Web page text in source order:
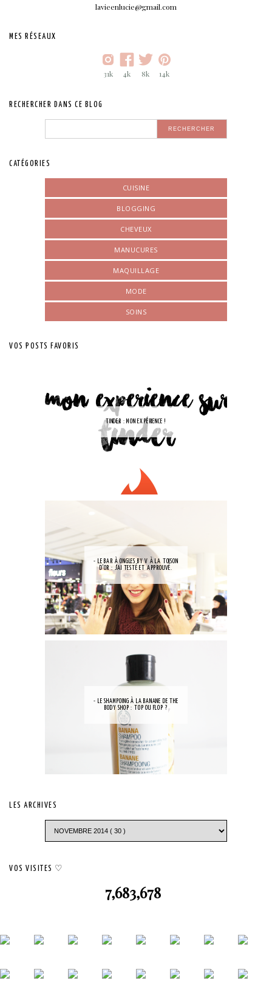
lavieenlucie@gmail.com
MES RÉSEAUX
31k 4k 8k 14k
RECHERCHER DANS CE BLOG
CATÉGORIES
CUISINE
BLOGGING
CHEVEUX
MANUCURES
MAQUILLAGE
MODE
SOINS
VOS POSTS FAVORIS
TINDER : MON EXPÉRIENCE !
- LE BAR À ONGLES BY V À LA TOISON
D'OR : J'AI TESTÉ ET APPROUVÉ.
- LE SHAMPOING À LA BANANE DE THE
BODY SHOP : TOP OU FLOP ?
LES ARCHIVES
VOS VISITES ♡
7,683,678